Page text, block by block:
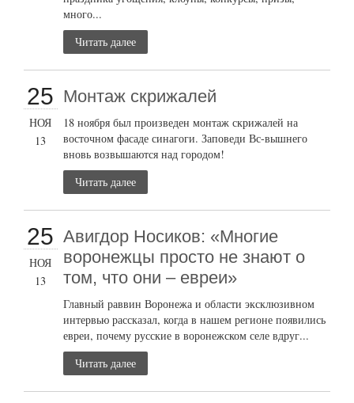
много...
Читать далее
25
НОЯ
13
Монтаж скрижалей
18 ноября был произведен монтаж скрижалей на
восточном фасаде синагоги. Заповеди Вс-вышнего
вновь возвышаются над городом!
Читать далее
25
НОЯ
13
Авигдор Носиков: «Многие
воронежцы просто не знают о
том, что они – евреи»
Главный раввин Воронежа и области эксклюзивном
интервью рассказал, когда в нашем регионе появились
евреи, почему русские в воронежском селе вдруг...
Читать далее